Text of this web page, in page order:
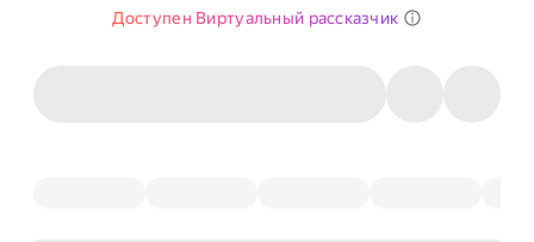
Доступен Виртуальный рассказчик